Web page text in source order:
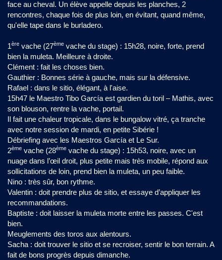
face au cheval. Un élève appelle depuis les planches, 2
rencontres, chaque fois de plus loin, en évitant, quand même,
qu'elle tape dans le burladero.
1ère vache (27ème vache du stage) : 15h28, noire, forte, prend
bien la muleta. Meilleure à droite.
Clément : fait les choses bien.
Gauthier : Bonnes série à gauche, mais sur la défensive.
Rafael : dans le sitio, élégant, à l'aise.
15h47 le Maestro Tibo García est gardien du toril – Mathis, avec
son blouson, rentre la vache, portail.
Il fait une chaleur tropicale, dans le bungalow vitré, ça tranche
avec notre session de mardi, en petite Sibérie !
Débriefing avec les Maestros García et Le Sur.
2ème vache (28ème vache du stage) : 15h53, noire, avec un
nuage dans l’œil droit, plus petite mais très mobile, répond aux
sollicitations de loin, prend bien la muleta, un peu faible.
Nino : très sûr, bon rythme.
Valentin : doit prendre plus de sitio, et essaye d’appliquer les
recommandations.
Baptiste : doit laisser la muleta morte entre les passes. C'est
bien.
Meuglements des toros aux alentours.
Sacha : doit trouver le sitio et se recroiser, sentir le bon terrain. A
fait de bons progrès depuis dimanche.